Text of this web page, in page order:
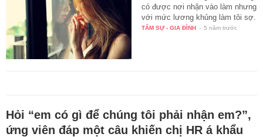
có được nơi nhận vào làm nhưng
với mức lương khủng làm tôi sợ.
TÂM SỰ - GIA ĐÌNH - 5 năm trước
Hỏi “em có gì để chúng tôi phải nhận em?”,
ứng viên đáp một câu khiến chị HR á khẩu